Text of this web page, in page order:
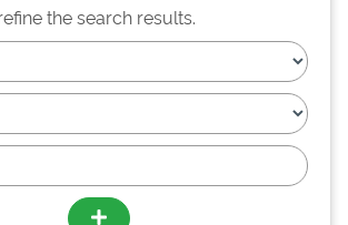
the search results.